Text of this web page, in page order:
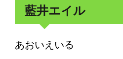
藍井エイル
あおいえいる